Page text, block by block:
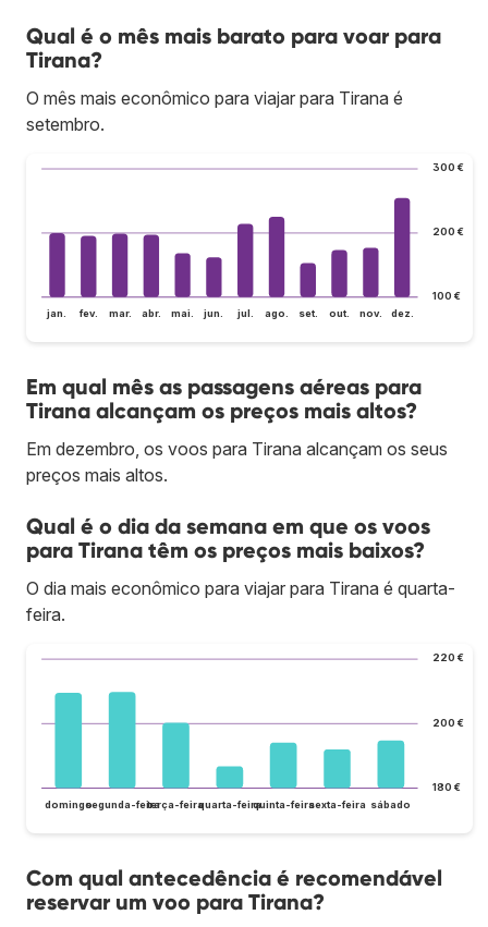
Qual é o mês mais barato para voar para
Tirana?
O mês mais econômico para viajar para Tirana é
setembro.
100 €
200 €
300 €
jan. fev. mar. abr. mai. jun. jul. ago. set. out. nov. dez.
Em qual mês as passagens aéreas para
Tirana alcançam os preços mais altos?
Em dezembro, os voos para Tirana alcançam os seus
preços mais altos.
Qual é o dia da semana em que os voos
para Tirana têm os preços mais baixos?
O dia mais econômico para viajar para Tirana é quarta-
feira.
180 €
200 €
220 €
domingosegunda-feiraterça-feiraquarta-feiraquinta-feirasexta-feira sábado
Com qual antecedência é recomendável
reservar um voo para Tirana?